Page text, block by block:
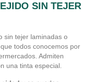
SIN TEJER
sin tejer laminadas o
todos conocemos por
Admiten
una tinta especial.